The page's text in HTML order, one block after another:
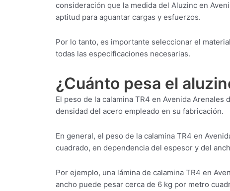
consideración que la medida del Aluzinc en
aptitud para aguantar cargas y esfuerzos.
Por lo tanto, es importante seleccionar el
todas las especificaciones necesarias.
¿Cuánto pesa el
El peso de la calamina TR4 en Avenida
densidad del acero empleado en su fabricación.
En general, el peso de la calamina TR4 en
cuadrado, en dependencia del espesor y del
Por ejemplo, una lámina de calamina TR4 en
ancho puede pesar cerca de 6 kg por metro